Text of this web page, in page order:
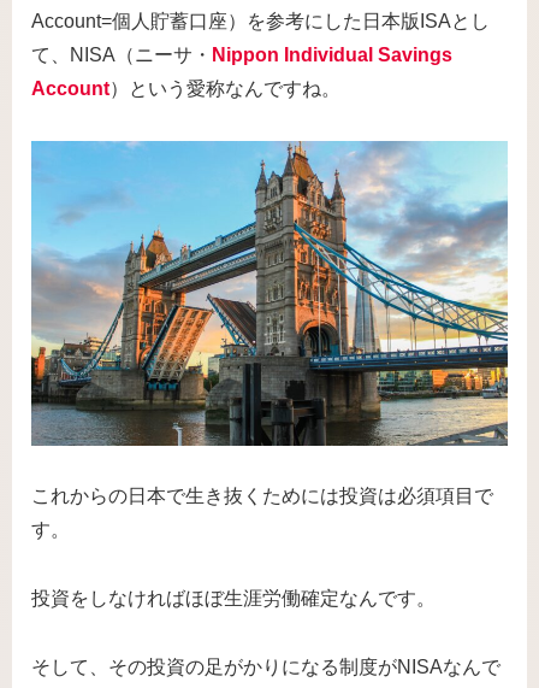
Account=個人貯蓄口座）を参考にした日本版ISAとし
て、NISA（ニーサ・ Nippon Individual Savings
Account）という愛称なんですね。
これからの日本で生き抜くためには投資は必須項目で
す。
投資をしなければほぼ生涯労働確定なんです。
そして、その投資の足がかりになる制度がNISAなんで